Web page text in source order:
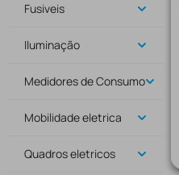
Fusiveis
Iluminação
Medidores de Consumo
Mobilidade eletrica
Quadros eletricos